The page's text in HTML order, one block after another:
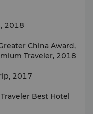
2018
China Award,
Traveler, 2018
2017
Best Hotel